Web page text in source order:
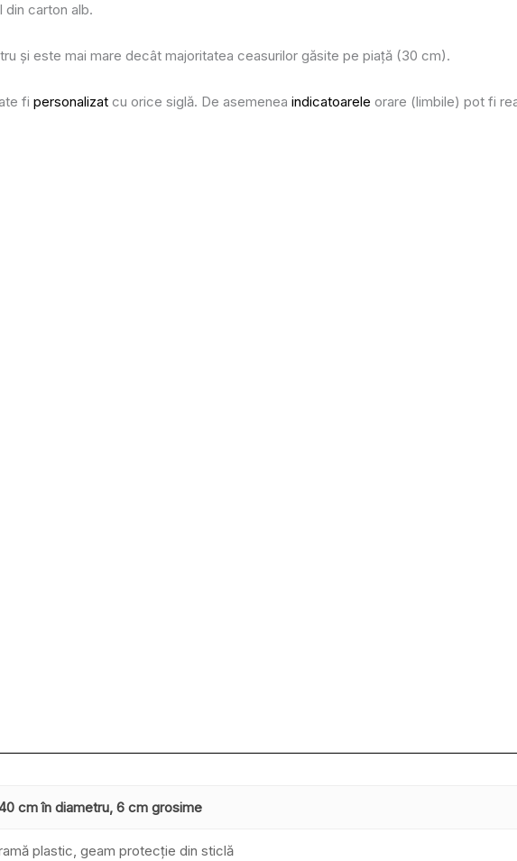
din carton alb.
și este mai mare decât majoritatea ceasurilor găsite pe piață (30 cm).
fi personalizat cu orice siglă. De asemenea indicatoarele orare (limbile) pot fi
cm în diametru, 6 cm grosime
plastic, geam protecție din sticlă